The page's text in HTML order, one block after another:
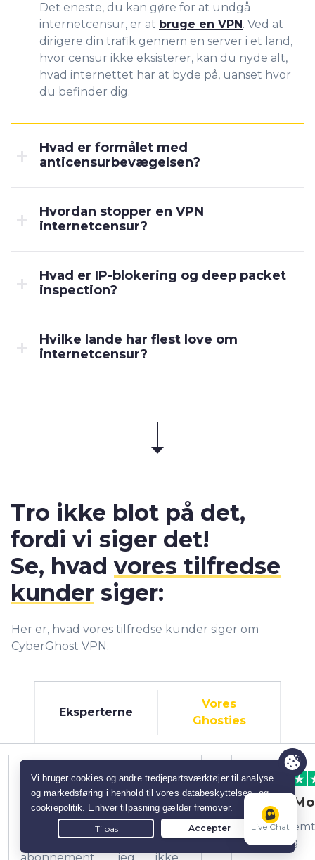
Det eneste, du kan gøre for at undgå
internetcensur, er at bruge en VPN . Ved at
dirigere din trafik gennem en server i et land,
hvor censur ikke eksisterer, kan du nyde alt,
hvad internettet har at byde på, uanset hvor
du befinder dig.
Hvad er formålet med
anticensurbevægelsen?
Hvordan stopper en VPN
internetcensur?
Hvad er IP-blokering og deep packet
inspection?
Hvilke lande har flest love om
internetcensur?
Tro ikke blot på det,
fordi vi siger det!
Se, hvad vores tilfredse
kunder siger:
Her er, hvad vores tilfredse kunder siger om
CyberGhost VPN.
Eksperterne
Vores
Ghosties
Tina Christensen
Fik pludselig en
bekræftelse på et 3 års
Jørgen
Det er
hvergang
Live Chat